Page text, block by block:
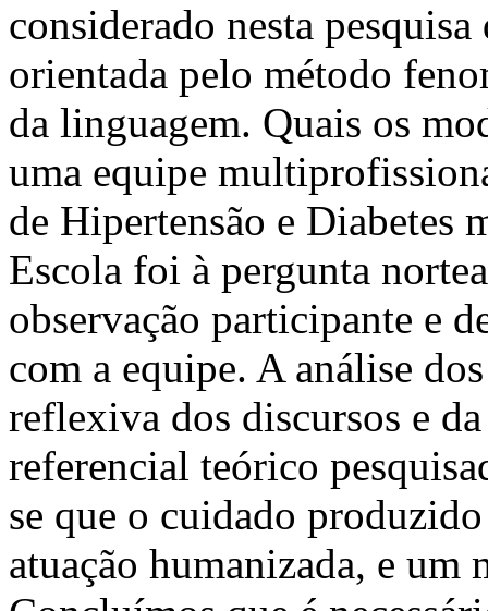
considerado nesta
orientada pelo método
da linguagem. Quais os
uma equipe
de Hipertensão e Diabetes
Escola foi à pergunta
observação participante e
com a equipe. A análise
reflexiva dos discursos e
referencial teórico
se que o cuidado
atuação humanizada, e